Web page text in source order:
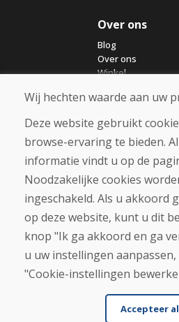
Over ons
Blog
Over ons
Winkel
Aankoop
Eshop
Algemene
Vervoer
Betaling
Klacht
Retourneren en
Cookies
Wij hechten waarde aan uw
Deze website gebruikt
browse-ervaring te bieden.
informatie vindt u op de
Noodzakelijke cookies
ingeschakeld. Als u akkoord
op deze website, kunt u dit
knop "Ik ga akkoord en ga
u uw instellingen
"Cookie-instellingen
Accepteer